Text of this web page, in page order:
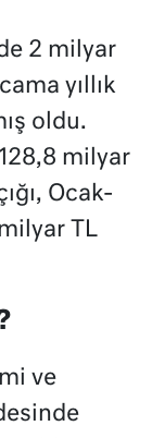
2 milyar
yıllık
oldu.
milyar
Ocak-
TL
ve